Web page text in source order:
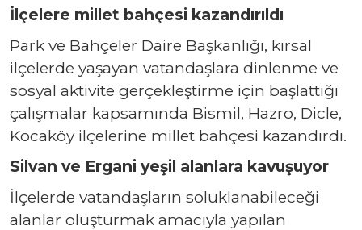
İlçelere millet bahçesi kazandırıldı
Park ve Bahçeler Daire Başkanlığı, kırsal
ilçelerde yaşayan vatandaşlara dinlenme ve
sosyal aktivite gerçekleştirme için başlattığı
çalışmalar kapsamında Bismil, Hazro, Dicle,
Kocaköy ilçelerine millet bahçesi kazandırdı.
Silvan ve Ergani yeşil alanlara kavuşuyor
İlçelerde vatandaşların soluklanabileceği
alanlar oluşturmak amacıyla yapılan